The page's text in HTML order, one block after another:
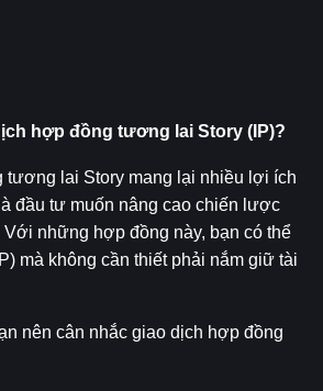
hợp đồng tương lai Story (IP)?
tương lai Story mang lại nhiều lợi ích
đầu tư muốn nâng cao chiến lược
những hợp đồng này, bạn có thể
mà không cần thiết phải nắm giữ tài
nên cân nhắc giao dịch hợp đồng